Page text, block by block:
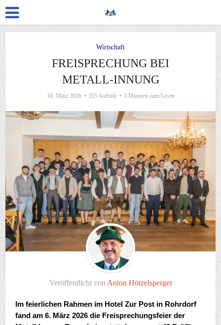
Wirtschaft
FREISPRECHUNG BEI
METALL-INNUNG
10. März 2026 355 Aufrufe 3 Minuten zum Lesen
Veröffentlicht von Anton Hötzelsperger
Im feierlichen Rahmen im Hotel Zur Post in Rohrdorf
fand am 6. März 2026 die Freisprechungsfeier der